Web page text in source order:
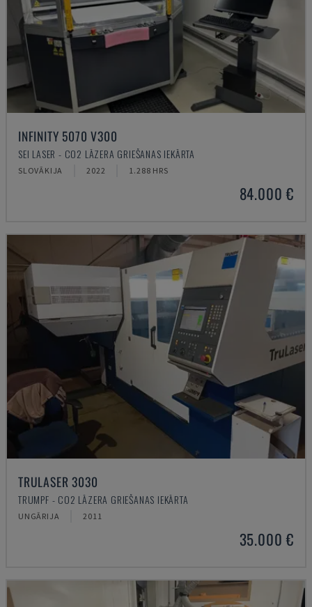
INFINITY 5070 V300
SEI LASER - CO2 LĀZERA GRIEŠANAS IEKĀRTA
SLOVĀKIJA 2022 1.288 HRS
84.000 €
TRULASER 3030
TRUMPF - CO2 LĀZERA GRIEŠANAS IEKĀRTA
UNGĀRIJA 2011
35.000 €